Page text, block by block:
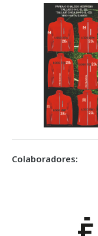
Colaboradores: